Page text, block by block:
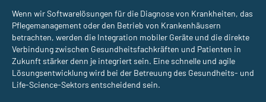
Wenn wir Softwarelösungen für die Diagnose von Krankheiten, das
Pflegemanagement oder den Betrieb von Krankenhäusern
betrachten, werden die Integration mobiler Geräte und die direkte
Verbindung zwischen Gesundheitsfachkräften und Patienten in
Zukunft stärker denn je integriert sein. Eine schnelle und agile
Lösungsentwicklung wird bei der Betreuung des Gesundheits- und
Life-Science-Sektors entscheidend sein.